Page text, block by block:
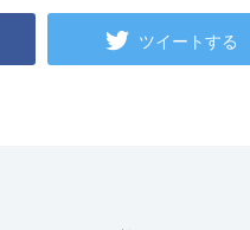
ツイートする